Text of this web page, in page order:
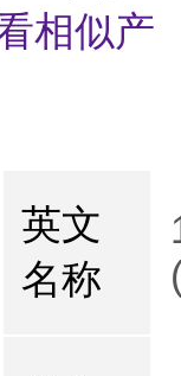
相似产
英文
名称